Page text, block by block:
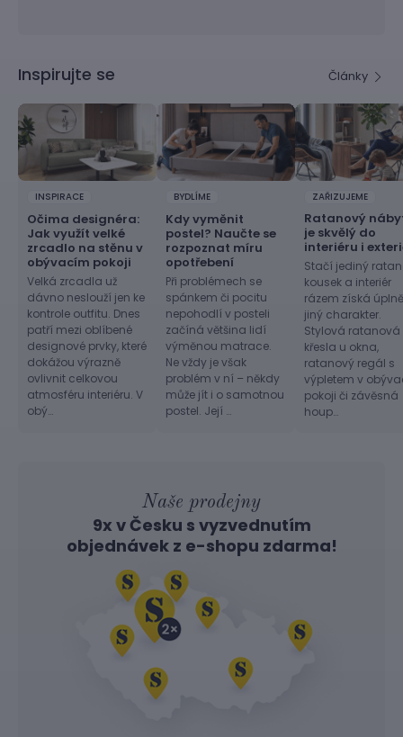
Inspirujte se Články
INSPIRACE
Očima designéra:
Jak využít velké
zrcadlo na stěnu v
obývacím pokoji
Velká zrcadla už
dávno neslouží jen ke
kontrole outfitu. Dnes
patří mezi oblíbené
designové prvky, které
dokážou výrazně
ovlivnit celkovou
atmosféru interiéru. V
obý…
BYDLÍME
Kdy vyměnit
postel? Naučte se
rozpoznat míru
opotřebení
Při problémech se
spánkem či pocitu
nepohodlí v posteli
začíná většina lidí
výměnou matrace.
Ne vždy je však
problém v ní – někdy
může jít i o samotnou
postel. Její …
ZAŘIZUJEME
Ratanový
je skvělý do
interiéru i
Stačí jediný
kousek a interiér
rázem získá úplně
jiný charakter.
Stylová ratanová
křesla u okna,
ratanový regál s
výpletem v
pokoji či závěsná
houp…
Naše prodejny
9x v Česku s vyzvednutím
objednávek z e-shopu zdarma!